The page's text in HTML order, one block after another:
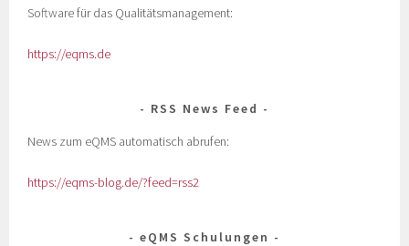
Software für das Qualitätsmanagement:
https://eqms.de
RSS News Feed
News zum eQMS automatisch abrufen:
https://eqms-blog.de/?feed=rss2
eQMS Schulungen